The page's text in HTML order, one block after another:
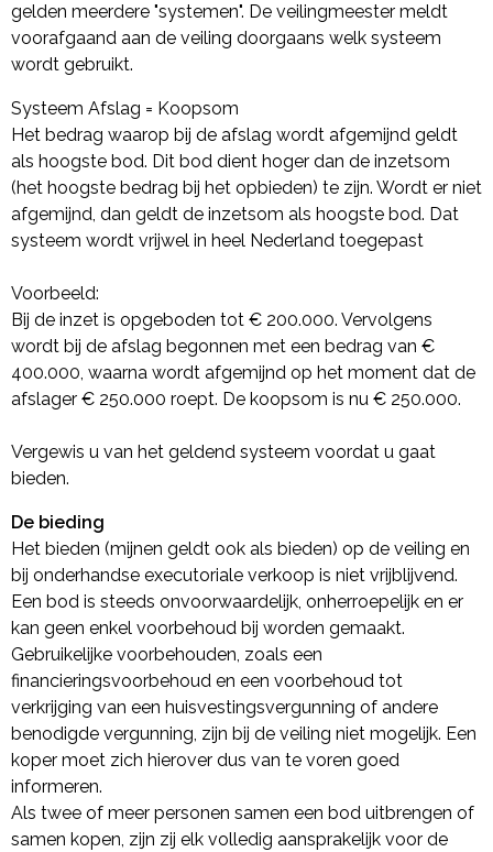
gelden meerdere "systemen". De veilingmeester meldt
voorafgaand aan de veiling doorgaans welk systeem
wordt gebruikt.
Systeem Afslag = Koopsom
Het bedrag waarop bij de afslag wordt afgemijnd geldt
als hoogste bod. Dit bod dient hoger dan de inzetsom
(het hoogste bedrag bij het opbieden) te zijn. Wordt er niet
afgemijnd, dan geldt de inzetsom als hoogste bod. Dat
systeem wordt vrijwel in heel Nederland toegepast
Voorbeeld:
Bij de inzet is opgeboden tot € 200.000. Vervolgens
wordt bij de afslag begonnen met een bedrag van €
400.000, waarna wordt afgemijnd op het moment dat de
afslager € 250.000 roept. De koopsom is nu € 250.000.
Vergewis u van het geldend systeem voordat u gaat
bieden.
De bieding
Het bieden (mijnen geldt ook als bieden) op de veiling en
bij onderhandse executoriale verkoop is niet vrijblijvend.
Een bod is steeds onvoorwaardelijk, onherroepelijk en er
kan geen enkel voorbehoud bij worden gemaakt.
Gebruikelijke voorbehouden, zoals een
financieringsvoorbehoud en een voorbehoud tot
verkrijging van een huisvestingsvergunning of andere
benodigde vergunning, zijn bij de veiling niet mogelijk. Een
koper moet zich hierover dus van te voren goed
informeren.
Als twee of meer personen samen een bod uitbrengen of
samen kopen, zijn zij elk volledig aansprakelijk voor de